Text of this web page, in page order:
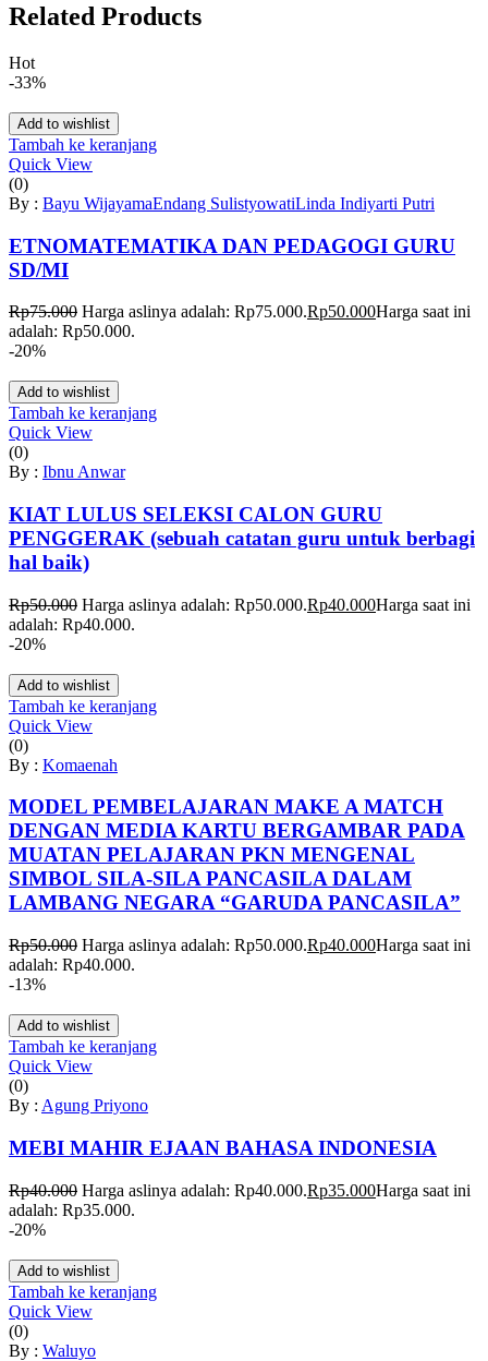
Related Products
Hot
-33%
Add to wishlist
Tambah ke keranjang
Quick View
(0)
By : Bayu WijayamaEndang SulistyowatiLinda Indiyarti Putri
ETNOMATEMATIKA DAN PEDAGOGI GURU
SD/MI
Rp75.000 Harga aslinya adalah: Rp75.000.Rp50.000Harga saat ini
adalah: Rp50.000.
-20%
Add to wishlist
Tambah ke keranjang
Quick View
(0)
By : Ibnu Anwar
KIAT LULUS SELEKSI CALON GURU
PENGGERAK (sebuah catatan guru untuk berbagi
hal baik)
Rp50.000 Harga aslinya adalah: Rp50.000.Rp40.000Harga saat ini
adalah: Rp40.000.
-20%
Add to wishlist
Tambah ke keranjang
Quick View
(0)
By : Komaenah
MODEL PEMBELAJARAN MAKE A MATCH
DENGAN MEDIA KARTU BERGAMBAR PADA
MUATAN PELAJARAN PKN MENGENAL
SIMBOL SILA-SILA PANCASILA DALAM
LAMBANG NEGARA “GARUDA PANCASILA”
Rp50.000 Harga aslinya adalah: Rp50.000.Rp40.000Harga saat ini
adalah: Rp40.000.
-13%
Add to wishlist
Tambah ke keranjang
Quick View
(0)
By : Agung Priyono
MEBI MAHIR EJAAN BAHASA INDONESIA
Rp40.000 Harga aslinya adalah: Rp40.000.Rp35.000Harga saat ini
adalah: Rp35.000.
-20%
Add to wishlist
Tambah ke keranjang
Quick View
(0)
By : Waluyo